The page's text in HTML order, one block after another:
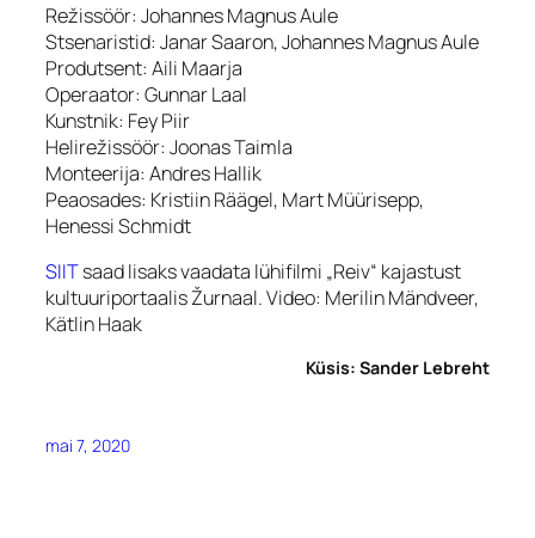
Režissöör: Johannes Magnus Aule
Stsenaristid: Janar Saaron, Johannes Magnus Aule
Produtsent: Aili Maarja
Operaator: Gunnar Laal
Kunstnik: Fey Piir
Helirežissöör: Joonas Taimla
Monteerija: Andres Hallik
Peaosades: Kristiin Räägel, Mart Müürisepp,
Henessi Schmidt
SIITsaad lisaks vaadata lühifilmi „Reiv“ kajastust
kultuuriportaalis Žurnaal. Video: Merilin Mändveer,
Kätlin Haak
Küsis: Sander Lebreht
mai 7, 2020